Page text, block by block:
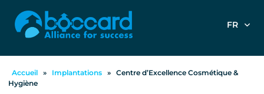
FR
Accueil » Implantations » Centre d’Excellence Cosmétique &
Hygiène